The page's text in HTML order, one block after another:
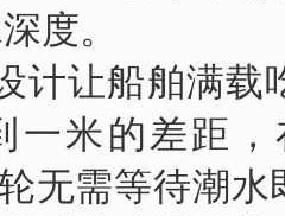
度。
让船舶满载
一米的差距
无需等待潮